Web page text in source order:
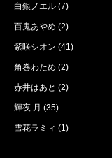
白銀ノエル (7)
百鬼あやめ (2)
紫咲シオン (41)
角巻わため (2)
赤井はあと (2)
輝夜 月 (35)
雪花ラミィ (1)